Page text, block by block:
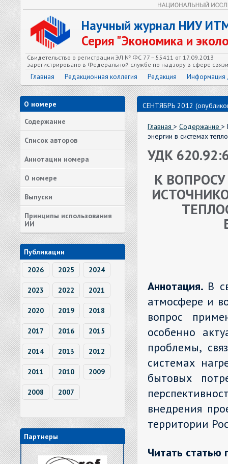
Научный журнал НИУ
Серия "Экономика и
Свидетельство о регистрации ЭЛ № ФС 77 – 55411 от 17.09.2013
зарегистрировано в Федеральной службе по надзору в сфере
Главная Редакционная коллегия Редакция Информация
О номере
Содержание
Список авторов
Аннотации номера
О номере
Выпуски
Принципы использования
ИИ
Публикации
2026
2025 2024
2023 2022 2021
2020 2019 2018
2017 2016 2015
2014 2013 2012
2011 2010 2009
2008 2007
Партнеры
СЕНТЯБРЬ 2012
Главная > Содержание >
энергии в системах
УДК
К
Аннотация. В
атмосфере и
вопрос
особенно
проблемы,
системах
бытовых
внедрения
территории
Читать статью